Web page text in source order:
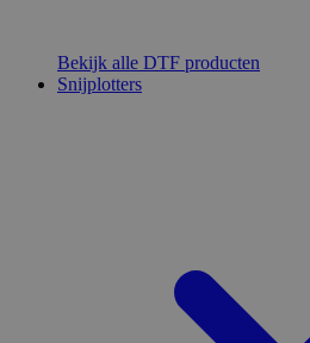
Bekijk alle DTF producten
Snijplotters